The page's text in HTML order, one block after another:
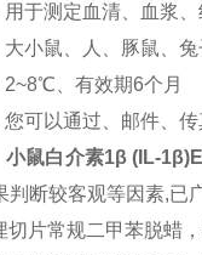
于测定血清、血浆
小鼠、人、豚鼠、
2~8℃、有效期6个月
您可以通过、邮件、
小鼠白介素1β (IL-1β)
判断较客观等因素,已
切片常规二甲苯脱蜡